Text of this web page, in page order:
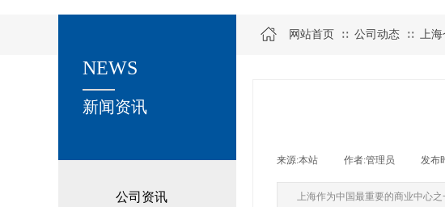
公司资讯
关于我们
新闻资讯
NEWS
网站首页 ∷ 公司动态 ∷ 上海
来源:本站 作者:管理员 发布
上海作为中国最重要的商业中心